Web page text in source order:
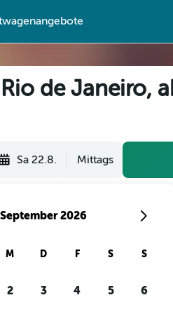
de Janeiro,
Sa 22.8. Mittags
September 2026
M D F S S
2 3 4 5 6